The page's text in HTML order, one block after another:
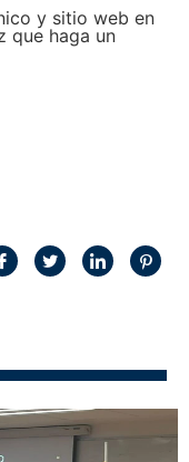
y sitio web en
que haga un